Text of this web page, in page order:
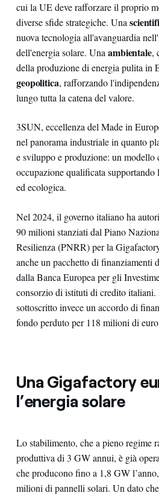
cui la UE deve rafforzare il proprio
diverse sfide strategiche. Una
nuova tecnologia all'avanguardia
dell'energia solare. Unaambientale,
della produzione di energia pulita in
geopolitica, rafforzando
lungo tutta la catena del valore.
3SUN, eccellenza del Made in
nel panorama industriale in quanto
e sviluppo e produzione: un modello
occupazione qualificata supportando
ed ecologica.
Nel 2024, il governo italiano ha
90 milioni stanziati dal Piano
Resilienza (PNRR) per la
anche un pacchetto di finanziamenti
dalla Banca Europea per gli
consorzio di istituti di credito
sottoscritto invece un accordo di
fondo perduto per 118 milioni di
Una Gigafactory
l’energia solare
Lo stabilimento, che a pieno regime
produttiva di 3 GW annui, è già
che producono fino a 1,8 GW
milioni di pannelli solari. Un dato